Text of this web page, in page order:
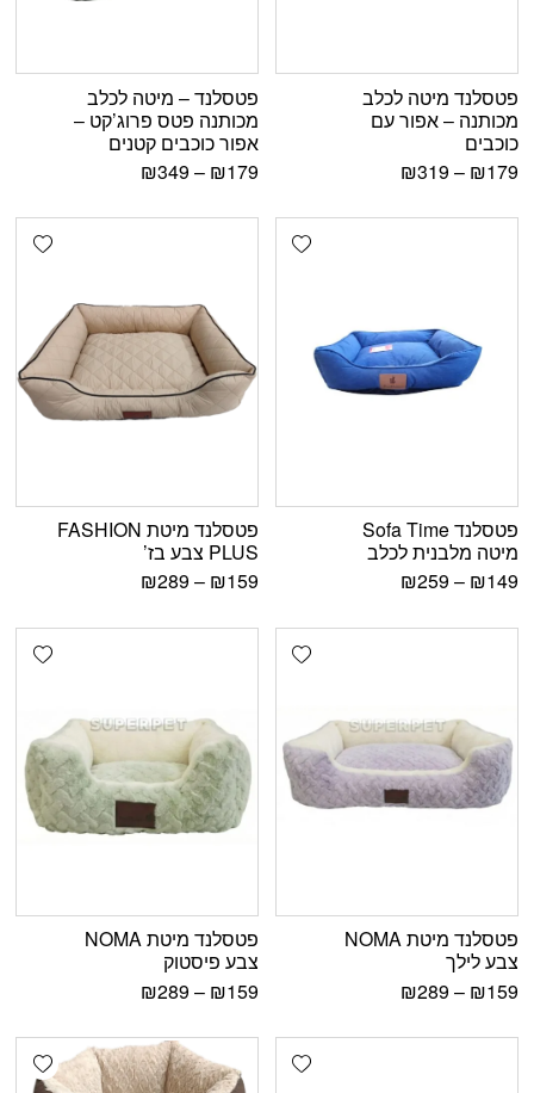
פטסלנד מיטה לכלב
מכותנה – אפור עם
כוכבים
₪179
–
₪319
פטסלנד – מיטה לכלב
מכותנה פטס פרוג’קט –
אפור כוכבים קטנים
₪179
–
₪349
Add wishlist
פטסלנד Sofa Time
מיטה מלבנית לכלב
₪149
–
₪259
פטסלנד מיטת FASHION
PLUS צבע בז’
₪159
–
₪289
Add wishlist
פטסלנד מיטת NOMA
צבע לילך
₪159
–
₪289
פטסלנד מיטת NOMA
צבע פיסטוק
₪159
–
₪289
Add wishlist